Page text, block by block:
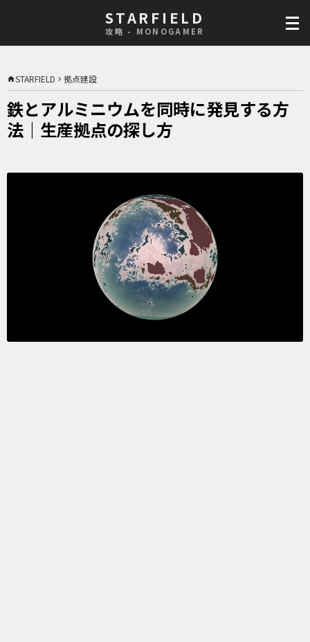
STARFIELD
攻略 - MONOGAMER
STARFIELD 拠点建設
鉄とアルミニウムを同時に発見する方
法｜生産拠点の探し方